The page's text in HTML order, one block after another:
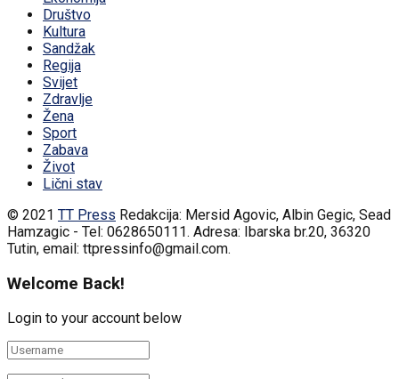
Društvo
Kultura
Sandžak
Regija
Svijet
Zdravlje
Žena
Sport
Zabava
Život
Lični stav
© 2021 TT Press Redakcija: Mersid Agovic, Albin Gegic, Sead
Hamzagic - Tel: 0628650111. Adresa: Ibarska br.20, 36320
Tutin, email: ttpressinfo@gmail.com.
Welcome Back!
Login to your account below